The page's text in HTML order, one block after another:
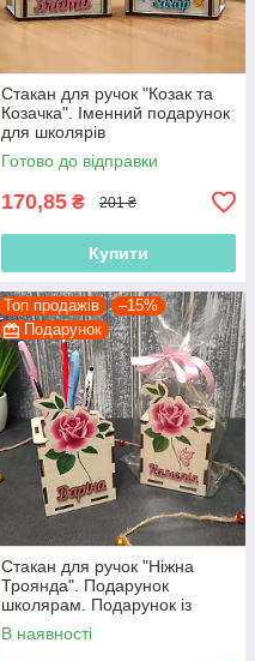
Стакан для ручок "Козак та
Козачка". Іменний подарунок
для школярів
Готово до відправки
170,85 ₴ 201 ₴
Купити
Топ продажів
–15%
Подарунок
Стакан для ручок "Ніжна
Троянда". Подарунок
школярам. Подарунок із
ім'ям випускний.
В наявності